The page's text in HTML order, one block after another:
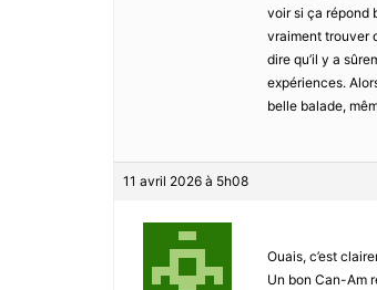
voir si ça répond
vraiment trouver
dire qu’il y a
expériences.
belle balade,
11 avril 2026 à 5h08
Ouais, c’est
Un bon Can-Am